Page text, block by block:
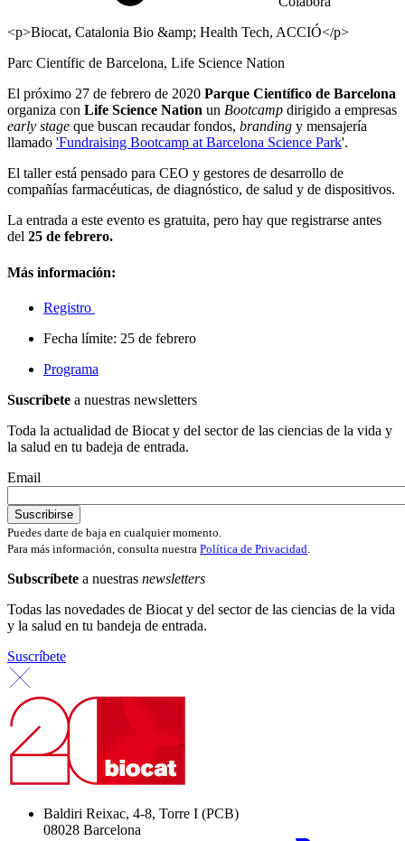
<p>Biocat, Catalonia Bio &amp; Health Tech, ACCIÓ</p>
Parc Científic de Barcelona, Life Science Nation
El próximo 27 de febrero de 2020 Parque Científico de Barcelona
organiza con Life Science Nation un Bootcamp dirigido a empresas
early stage que buscan recaudar fondos, branding y mensajería
llamado 'Fundraising Bootcamp at Barcelona Science Park'.
El taller está pensado para CEO y gestores de desarrollo de
compañías farmacéuticas, de diagnóstico, de salud y de dispositivos.
La entrada a este evento es gratuita, pero hay que registrarse antes
del 25 de febrero.
Más información:
Registro
Fecha límite: 25 de febrero
Programa
Suscríbete a nuestras newsletters
Toda la actualidad de Biocat y del sector de las ciencias de la vida y
la salud en tu badeja de entrada.
Email
Puedes darte de baja en cualquier momento.
Para más información, consulta nuestra Política de Privacidad
Subscríbete a nuestras newsletters
Todas las novedades de Biocat y del sector de las ciencias de la vida
y la salud en tu bandeja de entrada.
Suscríbete
Baldiri Reixac, 4-8, Torre I (PCB)
08028 Barcelona